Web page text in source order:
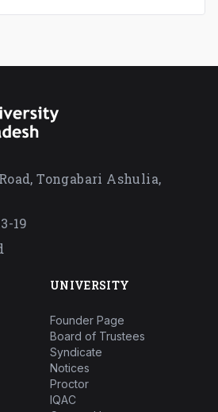
Tongabari Ashulia,
19
UNIVERSITY
Founder Page
Board of Trustees
Syndicate
Notices
Proctor
IQAC